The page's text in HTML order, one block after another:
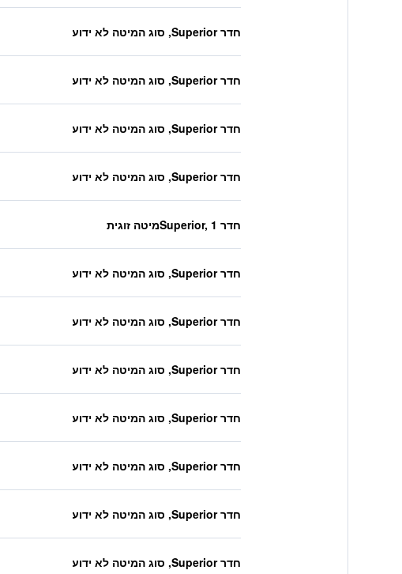
חדר Superior, סוג המיטה לא ידוע
חדר Superior, סוג המיטה לא ידוע
חדר Superior, סוג המיטה לא ידוע
חדר Superior, סוג המיטה לא ידוע
חדר Superior, 1מיטה זוגית
חדר Superior, סוג המיטה לא ידוע
חדר Superior, סוג המיטה לא ידוע
חדר Superior, סוג המיטה לא ידוע
חדר Superior, סוג המיטה לא ידוע
חדר Superior, סוג המיטה לא ידוע
חדר Superior, סוג המיטה לא ידוע
חדר Superior, סוג המיטה לא ידוע